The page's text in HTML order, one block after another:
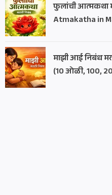
फुलांची आत्मकथा
Atmakatha in
माझी आई निबंध
(10 ओळी, 100,